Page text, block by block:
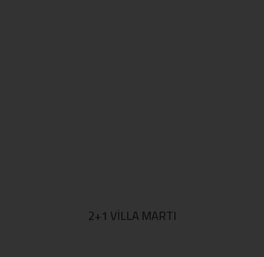
2+1 VILLA MARTI